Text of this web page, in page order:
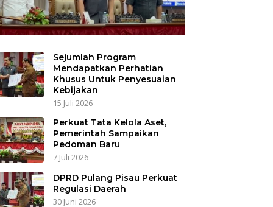
Sejumlah Program
Mendapatkan Perhatian
Khusus Untuk Penyesuaian
Kebijakan
15 Juli 2026
Perkuat Tata Kelola Aset,
Pemerintah Sampaikan
Pedoman Baru
7 Juli 2026
DPRD Pulang Pisau Perkuat
Regulasi Daerah
30 Juni 2026